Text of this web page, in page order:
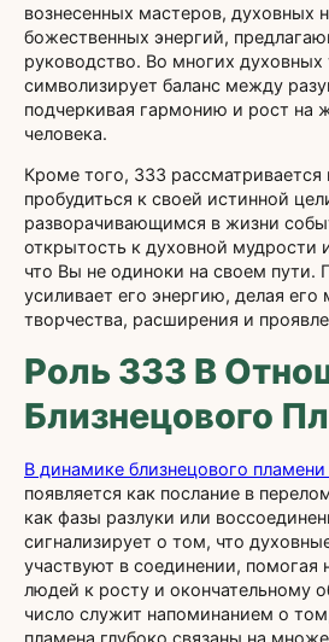
вознесенных мастеров, духовных
божественных энергий,
руководство. Во многих
символизирует баланс между
подчеркивая гармонию и рост на
человека.
Кроме того, 333 рассматривается
пробудиться к своей истинной
разворачивающимся в жизни
открытость к духовной мудрости
что Вы не одиноки на своем пути.
усиливает его энергию, делая
творчества, расширения и
Роль 333 В
Близнецового
В динамике близнецового
появляется как послание в
как фазы разлуки или
сигнализирует о том, что
участвуют в соединении, помогая
людей к росту и окончательному
число служит напоминанием о